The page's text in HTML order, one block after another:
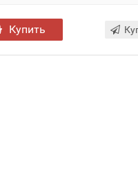
Купить